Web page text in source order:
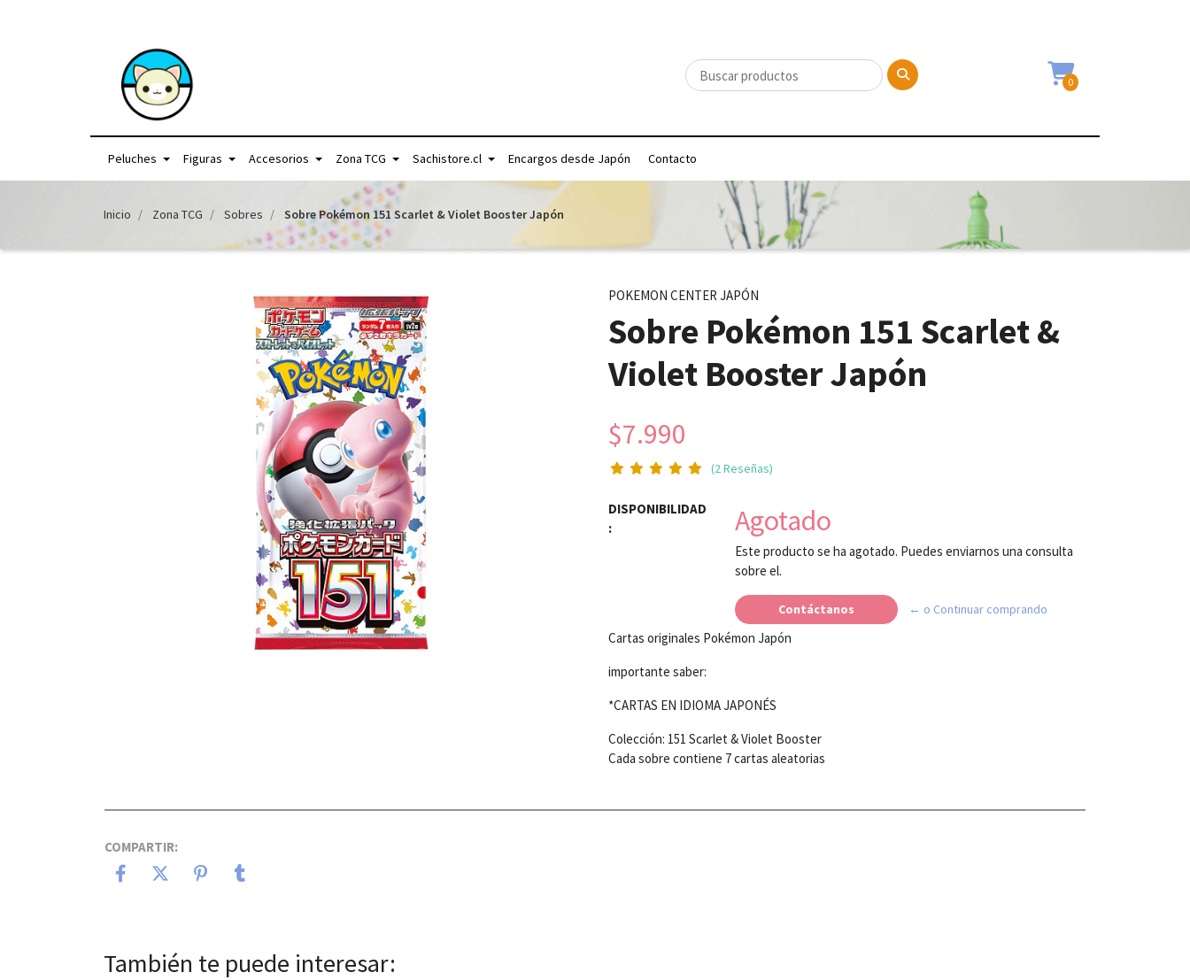
0
Peluches Figuras Accesorios Zona TCG Sachistore.cl Encargos desde Japón Contacto
Inicio Zona TCG Sobres Sobre Pokémon 151 Scarlet & Violet Booster Japón
POKEMON CENTER JAPÓN
Sobre Pokémon 151 Scarlet &
Violet Booster Japón
$7.990
(2 Reseñas)
DISPONIBILIDAD
:
Agotado
Este producto se ha agotado. Puedes enviarnos una consulta
sobre el.
Contáctanos ← o Continuar comprando
Cartas originales Pokémon Japón
importante saber:
*CARTAS EN IDIOMA JAPONÉS
Colección: 151 Scarlet & Violet Booster
Cada sobre contiene 7 cartas aleatorias
COMPARTIR:
También te puede interesar: